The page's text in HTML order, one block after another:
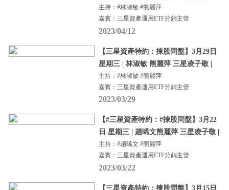
主持：#林淑敏 #熊麗萍
嘉賓：三星資產運用ETF分銷主管
2023/04/12
【三星資產特約：揀股問盤】3月29日
星期三 | 林淑敏 熊麗萍 三星凌子敬 |
主持：#林淑敏 #熊麗萍
嘉賓：三星資產運用ETF分銷主管
2023/03/29
【#三星資產特約：#揀股問盤】3月22
日 星期三 | 趙晞文熊麗萍 三星凌子敬 |
主持：#趙晞文 #熊麗萍
嘉賓：三星資產運用ETF分銷主管
2023/03/22
【三星資產特約：揀股問盤】3月15日